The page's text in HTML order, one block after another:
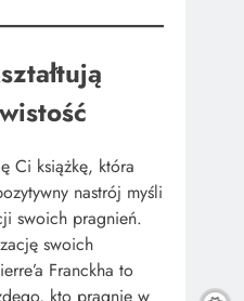
Ci książkę, która
nastrój myśli
swoich pragnień.
swoich
Franckha to